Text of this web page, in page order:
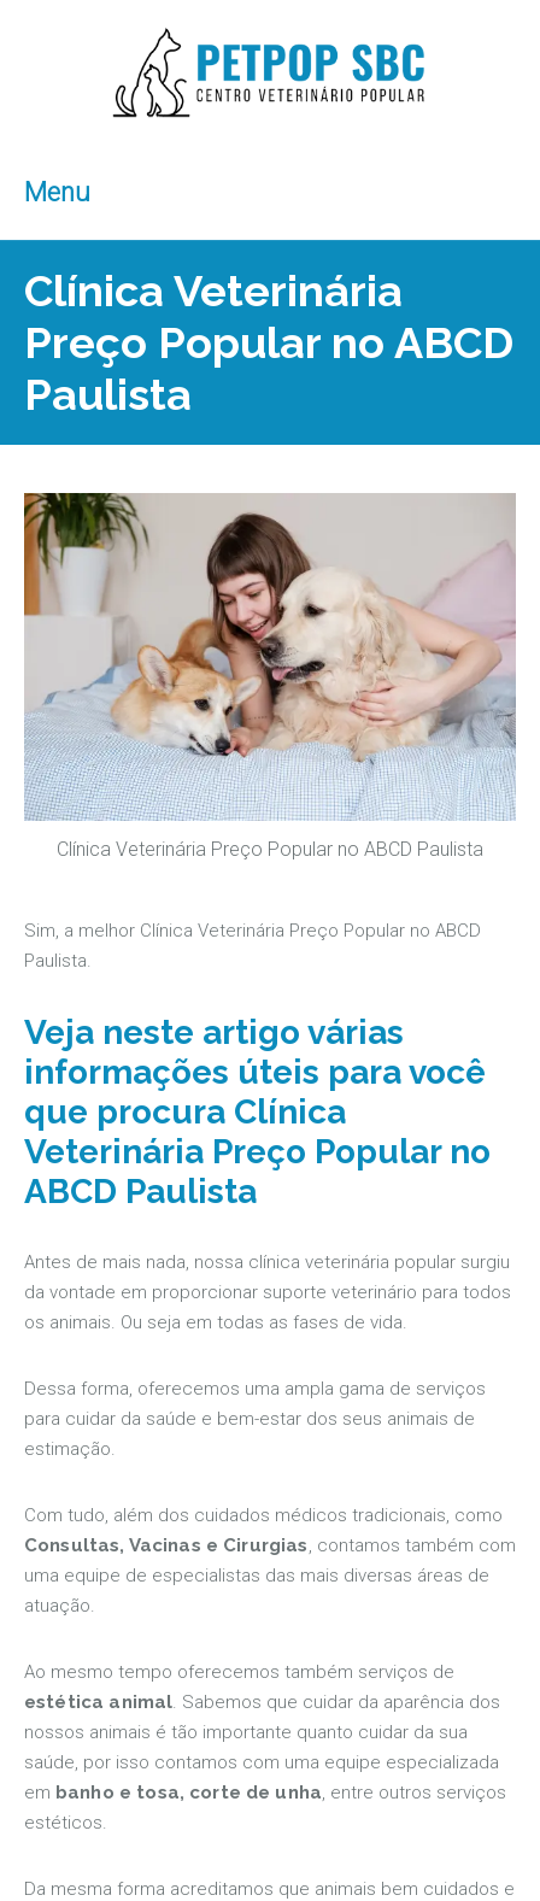
Menu
Clínica Veterinária
Preço Popular no ABCD
Paulista
Clínica Veterinária Preço Popular no ABCD Paulista
Sim, a melhor Clínica Veterinária Preço Popular no ABCD
Paulista.
Veja neste artigo várias
informações úteis para você
que procura Clínica
Veterinária Preço Popular no
ABCD Paulista
Antes de mais nada, nossa clínica veterinária popular surgiu
da vontade em proporcionar suporte veterinário para todos
os animais. Ou seja em todas as fases de vida.
Dessa forma, oferecemos uma ampla gama de serviços
para cuidar da saúde e bem-estar dos seus animais de
estimação.
Com tudo, além dos cuidados médicos tradicionais, como
Consultas, Vacinas e Cirurgias, contamos também com
uma equipe de especialistas das mais diversas áreas de
atuação.
Ao mesmo tempo oferecemos também serviços de
estética animal. Sabemos que cuidar da aparência dos
nossos animais é tão importante quanto cuidar da sua
saúde, por isso contamos com uma equipe especializada
em banho e tosa, corte de unha, entre outros serviços
estéticos.
Da mesma forma acreditamos que animais bem cuidados e